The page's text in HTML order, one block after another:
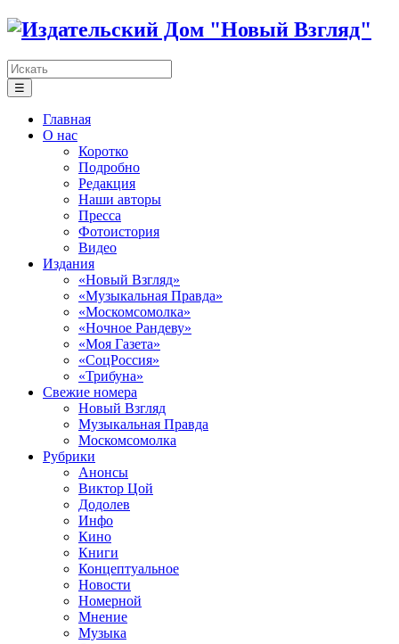
☰
Главная
О нас
Коротко
Подробно
Редакция
Наши авторы
Пресса
Фотоистория
Видео
Издания
«Новый Взгляд»
«Музыкальная Правда»
«Москомсомолка»
«Ночное Рандеву»
«Моя Газета»
«СоцРоссия»
«Трибуна»
Свежие номера
Новый Взгляд
Музыкальная Правда
Москомсомолка
Рубрики
Анонсы
Виктор Цой
Додолев
Инфо
Кино
Книги
Концептуальное
Новости
Номерной
Мнение
Музыка